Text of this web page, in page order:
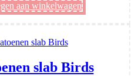
aan winkelwagen
slab Birds